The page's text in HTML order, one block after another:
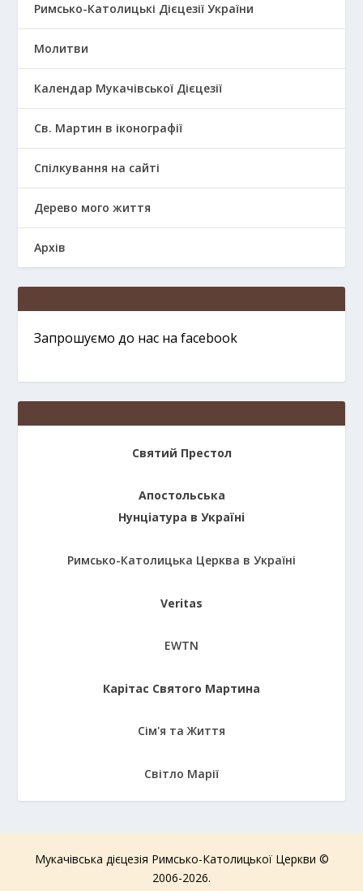
Римсько-Католицькі Дієцезії України
Молитви
Календар Мукачівської Дієцезії
Св. Мартин в іконографії
Спілкування на сайті
Дерево мого життя
Архів
Запрошуємо до нас на facebook
Святий Престол
Апостольська
Нунціатура в Україні
Римсько-Католицька Церква в Україні
Veritas
EWTN
Карітас Святого Мартина
Сім'я та Життя
Світло Марії
Мукачівська дієцезія Римсько-Католицької Церкви ©
2006-2026.